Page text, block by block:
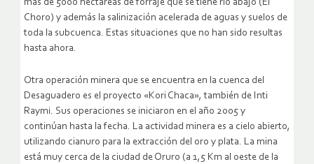
más de 5000 hectáreas de forraje que se tiene río abajo (El
Choro) y además la salinización acelerada de aguas y suelos de
toda la subcuenca. Estas situaciones que no han sido resultas
hasta ahora.
Otra operación minera que se encuentra en la cuenca del
Desaguadero es el proyecto «Kori Chaca», también de Inti
Raymi. Sus operaciones se iniciaron en el año 2005 y
continúan hasta la fecha. La actividad minera es a cielo abierto,
utilizando cianuro para la extracción del oro y plata. La mina
está muy cerca de la ciudad de Oruro (a 1,5 Km al oeste de la